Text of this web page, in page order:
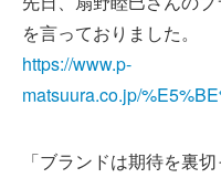
を言っておりました。
https://www.p-
matsuura.co.jp/
「ブランドは期待を裏